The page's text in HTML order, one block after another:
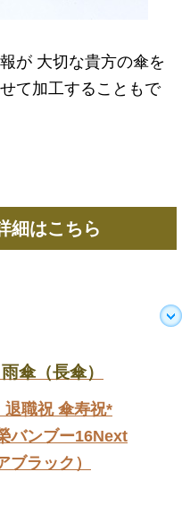
が 大切な貴方の傘を
て加工することもで
細はこちら
傘（長傘）
退職祝 傘寿祝*
バンブー16Next
ブラック）